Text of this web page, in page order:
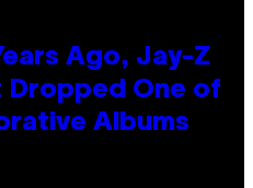
Ago, Jay-Z
Dropped One of
Albums